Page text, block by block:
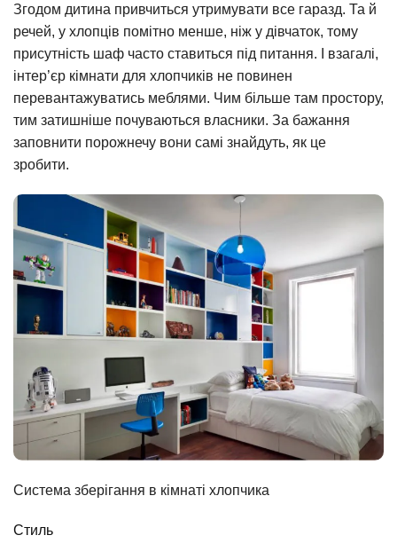
Згодом дитина привчиться утримувати все гаразд. Та й
речей, у хлопців помітно менше, ніж у дівчаток, тому
присутність шаф часто ставиться під питання. І взагалі,
інтер’єр кімнати для хлопчиків не повинен
перевантажуватись меблями. Чим більше там простору,
тим затишніше почуваються власники. За бажання
заповнити порожнечу вони самі знайдуть, як це
зробити.
Система зберігання в кімнаті хлопчика
Стиль